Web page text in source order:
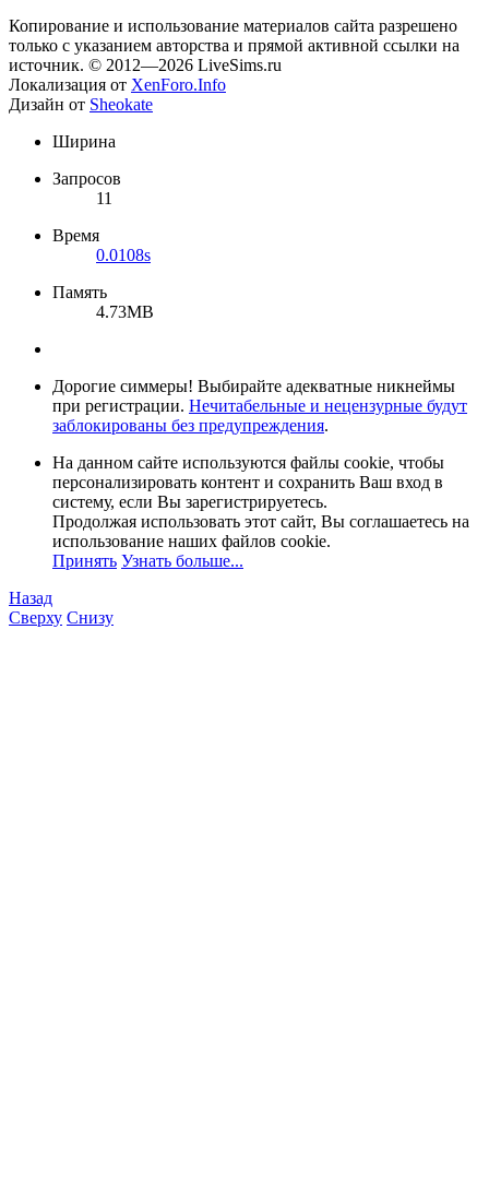
Копирование и использование материалов сайта разрешено
только с указанием авторства и прямой активной ссылки на
источник. © 2012—2026 LiveSims.ru
Локализация от XenForo.Info
Дизайн от Sheokate
Ширина
Запросов
11
Время
0.0108s
Память
4.73MB
Дорогие симмеры! Выбирайте адекватные никнеймы
при регистрации. Нечитабельные и нецензурные будут
заблокированы без предупреждения.
На данном сайте используются файлы cookie, чтобы
персонализировать контент и сохранить Ваш вход в
систему, если Вы зарегистрируетесь.
Продолжая использовать этот сайт, Вы соглашаетесь на
использование наших файлов cookie.
Принять Узнать больше...
Назад
Сверху Снизу